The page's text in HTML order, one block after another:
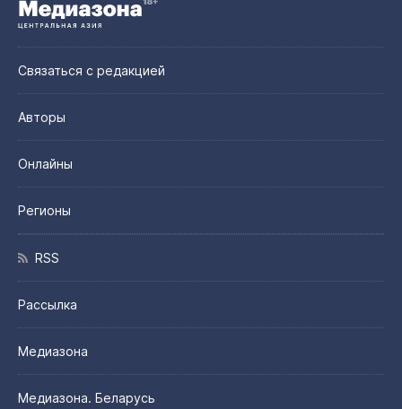
Связаться с редакцией
Авторы
Онлайны
Регионы
RSS
Рассылка
Медиазона
Медиазона. Беларусь